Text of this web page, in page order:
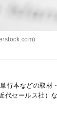
行本などの取材
代セールス社）